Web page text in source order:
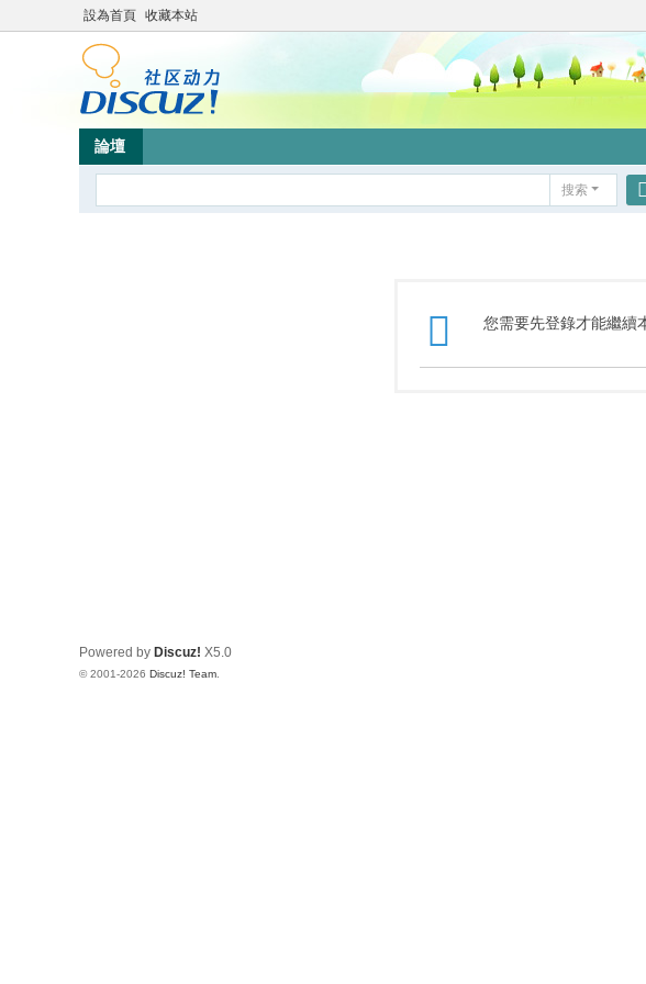
設為首頁 收藏本站
論壇
搜索
您需要先登錄才能繼續
Powered by Discuz! X5.0
© 2001-2026 Discuz! Team